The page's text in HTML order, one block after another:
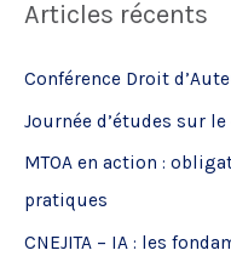
h
c
h
e
r
Articles récents
Conférence Droit
Journée d’études sur
MTOA en action :
pratiques
CNEJITA – IA : les